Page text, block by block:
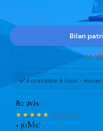
Bilan
06
Accessible à tous -
82 avis
★★★★★ GOOGLE
+30M€